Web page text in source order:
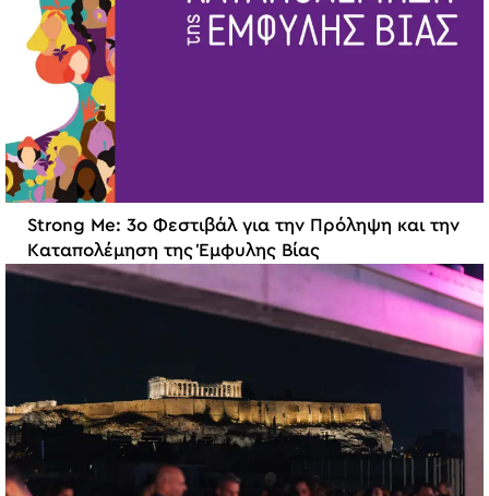
Strong Me: 3ο Φεστιβάλ για την Πρόληψη και την
Καταπολέμηση της Έμφυλης Βίας